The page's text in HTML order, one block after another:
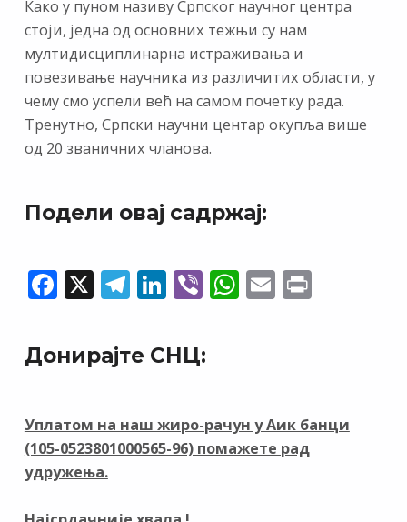
Како у пуном називу Српског научног центра
стоји, једна од основних тежњи су нам
мултидисциплинарна истраживања и
повезивање научника из различитих области, у
чему смо успели већ на самом почетку рада.
Тренутно, Српски научни центар окупља више
од 20 званичних чланова.
Подели овај садржај:
F
e
b
o
k
X T
e
gr
m
Li
k
e
n
Vi
er
W
p
p
E Pr
Донирајте СНЦ:
Уплатом на наш жиро-рачун у Аик банци
(105-0523801000565-96) помажете рад
удружења.